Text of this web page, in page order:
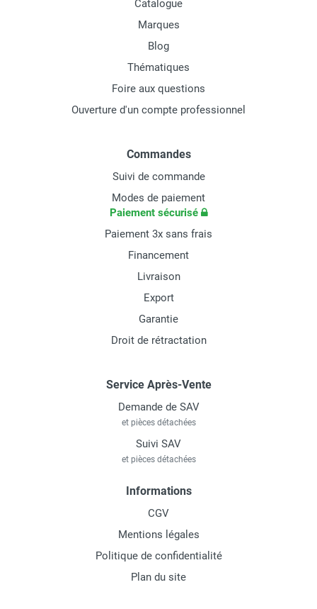
Catalogue
Marques
Blog
Thématiques
Foire aux questions
Ouverture d'un compte professionnel
Commandes
Suivi de commande
Modes de paiement
Paiement sécurisé
Paiement 3x sans frais
Financement
Livraison
Export
Garantie
Droit de rétractation
Service Après-Vente
Demande de SAV
et pièces détachées
Suivi SAV
et pièces détachées
Informations
CGV
Mentions légales
Politique de confidentialité
Plan du site